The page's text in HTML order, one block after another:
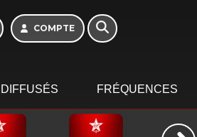
COMPTE
FRÉQUENCES
16h - 20h